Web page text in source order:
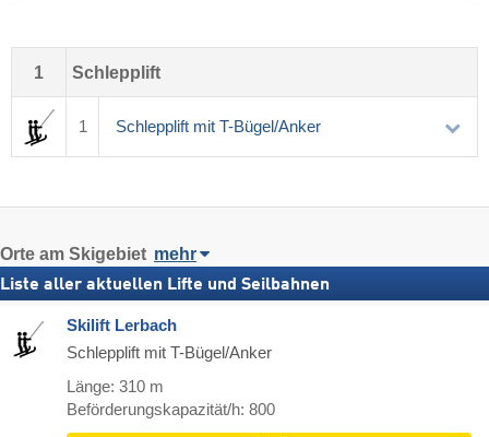
1 Schlepplift
1 Schlepplift mit T-Bügel/Anker
Orte am Skigebiet mehr
Liste aller aktuellen Lifte und Seilbahnen
Skilift Lerbach
Schlepplift mit T-Bügel/Anker
Länge: 310 m
Beförderungskapazität/h: 800